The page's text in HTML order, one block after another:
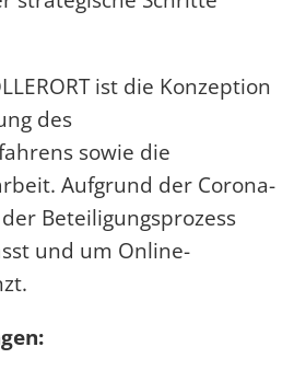
ist die Konzeption
des
sowie die
Aufgrund der Corona-
Beteiligungsprozess
und um Online-